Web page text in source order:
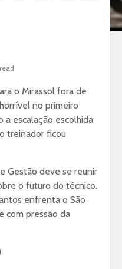
o Mirassol fora de
no primeiro
escalação escolhida
treinador ficou
Gestão deve se reunir
o futuro do técnico.
enfrenta o São
com pressão da